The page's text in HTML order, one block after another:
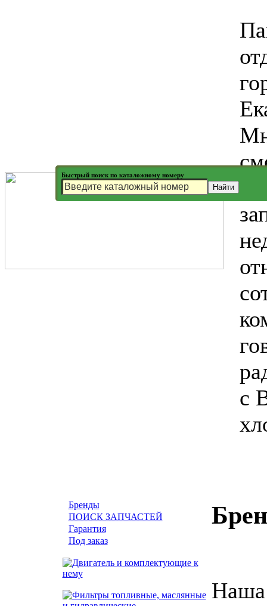
Быстрый поиск по каталожному номеру
с
Бренды
ПОИСК ЗАПЧАСТЕЙ
Гарантия
Под заказ
Наша